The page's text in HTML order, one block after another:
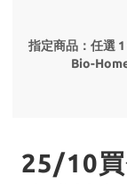
指定商品：任選
Bio-
25/10